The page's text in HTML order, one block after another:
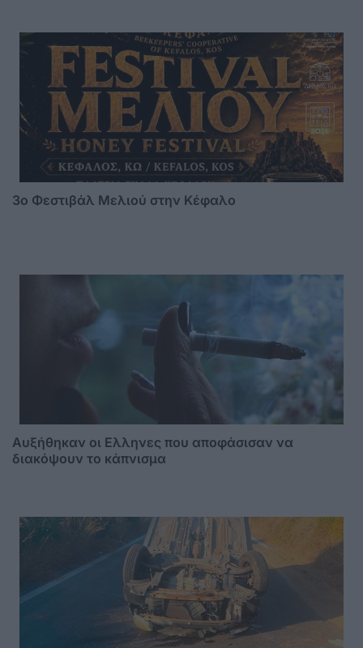
3o Φεστιβάλ Μελιού στην Κέφαλο
Αυξήθηκαν οι Ελληνες που αποφάσισαν να
διακόψουν το κάπνισμα